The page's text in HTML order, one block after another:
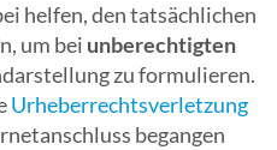
helfen, den tatsächlichen
um bei unberechtigten
zu formulieren.
Urheberrechtsverletzung
begangen